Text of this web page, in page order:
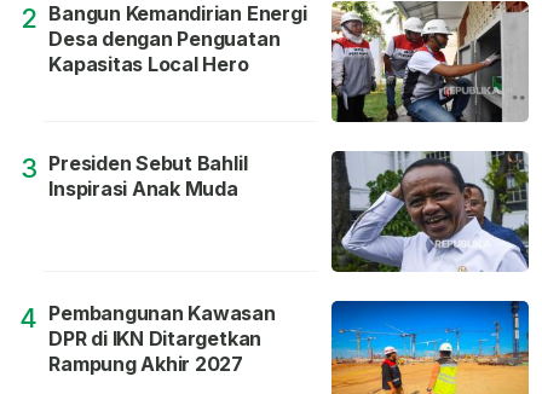
2 Bangun Kemandirian Energi
Desa dengan Penguatan
Kapasitas Local Hero
3 Presiden Sebut Bahlil
Inspirasi Anak Muda
4 Pembangunan Kawasan
DPR di IKN Ditargetkan
Rampung Akhir 2027